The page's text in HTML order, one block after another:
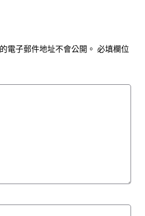
電子郵件地址不會公開。 必填欄位